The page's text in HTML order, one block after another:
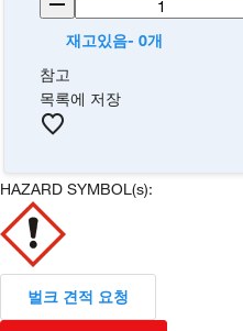
재고있음- 0개
참고
목록에 저장
HAZARD SYMBOL(s):
벌크 견적 요청